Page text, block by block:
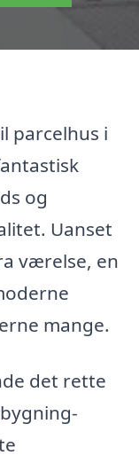
parcelhus i
og
Uanset
værelse, en
mange.
det rette